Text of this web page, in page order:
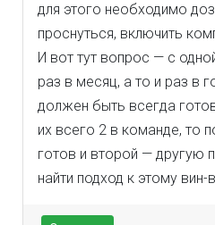
для этого необходимо
проснуться, включить
И вот тут вопрос — с
раз в месяц, а то и раз в
должен быть всегда
их всего 2 в команде, то
готов и второй — другую
найти подход к этому вин-